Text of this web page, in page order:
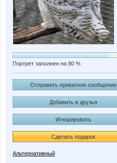
Портрет заполнен на 80 %
Отправить приватное сообщение
Добавить в друзья
Игнорировать
Сделать подарок
Альтернативный